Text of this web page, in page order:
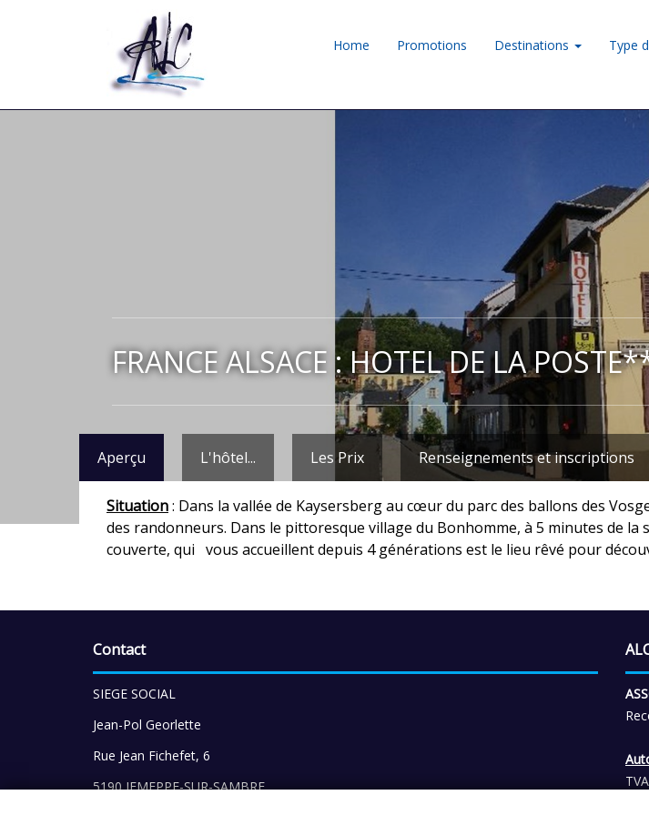
Home Promotions Destinations Type
FRANCE ALSACE : HOTEL DE LA
Aperçu L'hôtel... Les Prix Renseignements et inscriptions
Situation: Dans la vallée de Kaysersberg au cœur du parc des ballons des
des randonneurs. Dans le pittoresque village du Bonhomme, à 5 minutes de
couverte, qui vous accueillent depuis 4 générations est le lieu rêvé pour
Contact
SIEGE SOCIAL
Jean-Pol Georlette
Rue Jean Fichefet, 6
5190 JEMEPPE-SUR-SAMBRE